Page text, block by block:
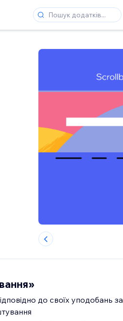
до своїх уподобань за